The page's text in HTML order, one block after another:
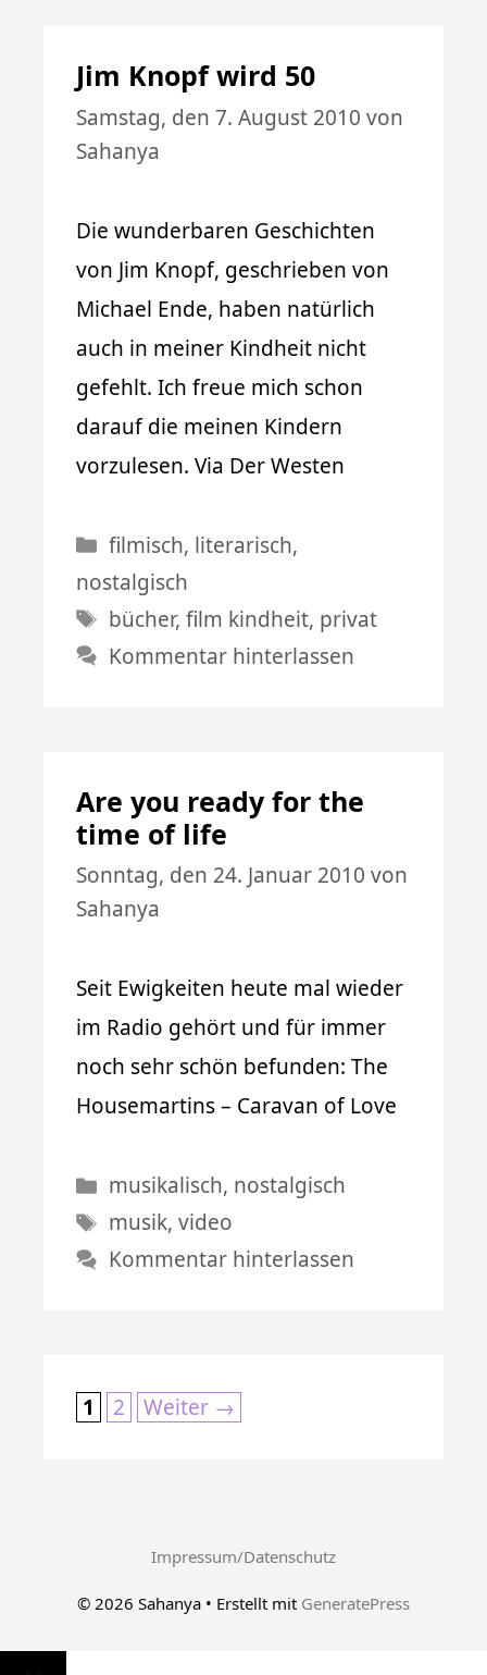
Jim Knopf wird 50
Samstag, den 7. August 2010 von
Sahanya
Die wunderbaren Geschichten
von Jim Knopf, geschrieben von
Michael Ende, haben natürlich
auch in meiner Kindheit nicht
gefehlt. Ich freue mich schon
darauf die meinen Kindern
vorzulesen. Via Der Westen
Kategorien
filmisch, literarisch,
nostalgisch
Schlagwörter
bücher,film kindheit, privat
Kommentar hinterlassen
Are you ready for the
time of life
Sonntag, den 24. Januar 2010 von
Sahanya
Seit Ewigkeiten heute mal wieder
im Radio gehört und für immer
noch sehr schön befunden: The
Housemartins – Caravan of Love
Kategorien
musikalisch, nostalgisch
Schlagwörter
musik,video
Kommentar hinterlassen
Seite
1 Seite
2 Weiter →
Impressum/Datenschutz
© 2026 Sahanya • Erstellt mit GeneratePress